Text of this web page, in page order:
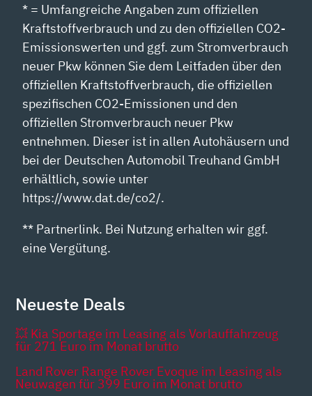
* = Umfangreiche Angaben zum offiziellen
Kraftstoffverbrauch und zu den offiziellen CO2-
Emissionswerten und ggf. zum Stromverbrauch
neuer Pkw können Sie dem Leitfaden über den
offiziellen Kraftstoffverbrauch, die offiziellen
spezifischen CO2-Emissionen und den
offiziellen Stromverbrauch neuer Pkw
entnehmen. Dieser ist in allen Autohäusern und
bei der Deutschen Automobil Treuhand GmbH
erhältlich, sowie unter
https://www.dat.de/co2/.
** Partnerlink. Bei Nutzung erhalten wir ggf.
eine Vergütung.
Neueste Deals
💥 Kia Sportage im Leasing als Vorlauffahrzeug
für 271 Euro im Monat brutto
Land Rover Range Rover Evoque im Leasing als
Neuwagen für 399 Euro im Monat brutto